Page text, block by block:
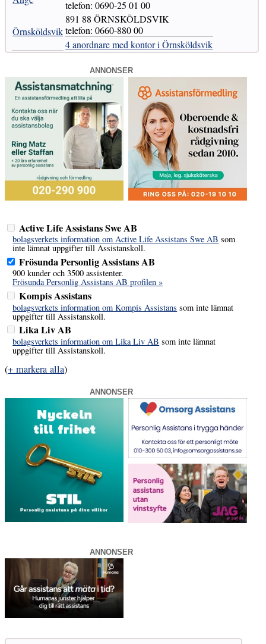
telefon: 0690-25 01 00
Örnsköldsvik
891 88 ÖRNSKÖLDSVIK
telefon: 0660-880 00
4 anordnare med kontor i Örnsköldsvik
ANNONSER
Active Life Assistans Swe AB
bolagsverkets information om Active Life Assistans Swe AB som
inte lämnat uppgifter till Assistanskoll.
Frösunda Personlig Assistans AB
900 kunder och 3500 assistenter.
Frösunda Personlig Assistans AB profilen »
Kompis Assistans
bolagsverkets information om Kompis Assistans som inte lämnat
uppgifter till Assistanskoll.
Lika Liv AB
bolagsverkets information om Lika Liv AB som inte lämnat
uppgifter till Assistanskoll.
(+ markera alla)
ANNONSER
ANNONSER